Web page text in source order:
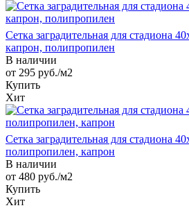
Сетка заградительная для стадиона
капрон, полипропилен
В наличии
от 295 руб./м2
Купить
Хит
Сетка заградительная для стадиона
полипропилен, капрон
В наличии
от 480 руб./м2
Купить
Хит